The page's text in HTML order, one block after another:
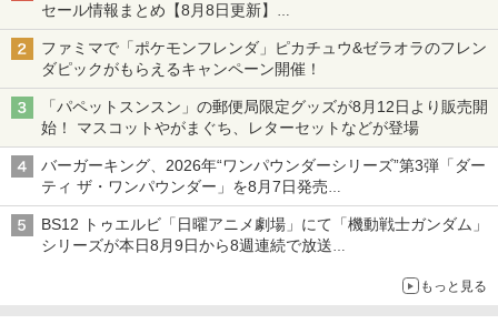
セール情報まとめ【8月8日更新】
ニンテンドーeショップでは「大神 絶景版」が67%オフで990円
ファミマで「ポケモンフレンダ」ピカチュウ&ゼラオラのフレン
ダピックがもらえるキャンペーン開催！
「パペットスンスン」の郵便局限定グッズが8月12日より販売開
始！ マスコットやがまぐち、レターセットなどが登場
バーガーキング、2026年“ワンパウンダーシリーズ”第3弾「ダー
ティ ザ・ワンパウンダー」を8月7日発売
「特製ガーリックマヨソース」を使用した超大型チーズバーガー
BS12 トゥエルビ「日曜アニメ劇場」にて「機動戦士ガンダム」
シリーズが本日8月9日から8週連続で放送
もっと見る